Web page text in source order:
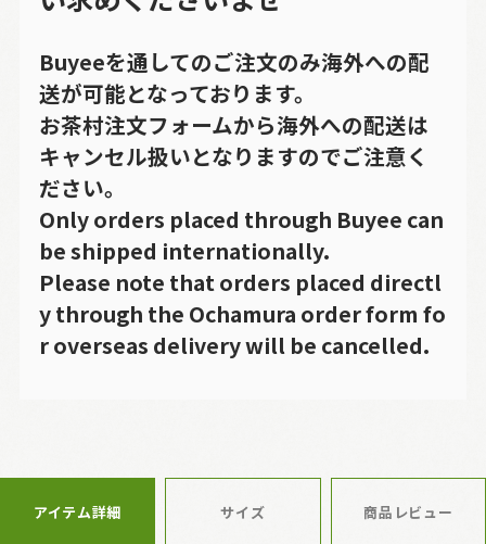
Buyeeを通してのご注文のみ海外への配
送が可能となっております。
お茶村注文フォームから海外への配送は
キャンセル扱いとなりますのでご注意く
ださい。
Only orders placed through Buyee can
be shipped internationally.
Please note that orders placed directl
y through the Ochamura order form fo
r overseas delivery will be cancelled.
アイテム詳細 サイズ 商品レビュー